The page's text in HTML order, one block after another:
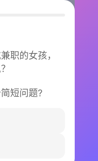
职的女孩，
短问题?
单
识身边的TA